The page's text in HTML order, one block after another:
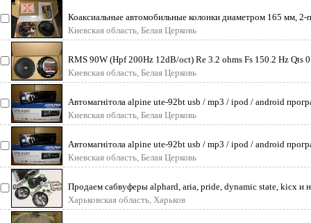
Коаксиальные автомобильные колонки диаметром 165 мм, 2-
3ohm, 60/120W, 8
Киевская область, Белая Церковь
RMS 90W (Hpf 200Hz 12dB/oct) Re 3.2 ohms Fs 150.2 Hz Qts
Mms 8.1
Киевская область, Белая Церковь
Автомагнітола alpine ute-92bt usb / mp3 / ipod / android
поєдну
Киевская область, Белая Церковь
Автомагнітола alpine ute-92bt usb / mp3 / ipod / android
поєдну
Киевская область, Белая Церковь
Продаем сабвуферы alphard, aria, pride, dynamic state, kicx и
нашем инте
Харьковская область, Харьков